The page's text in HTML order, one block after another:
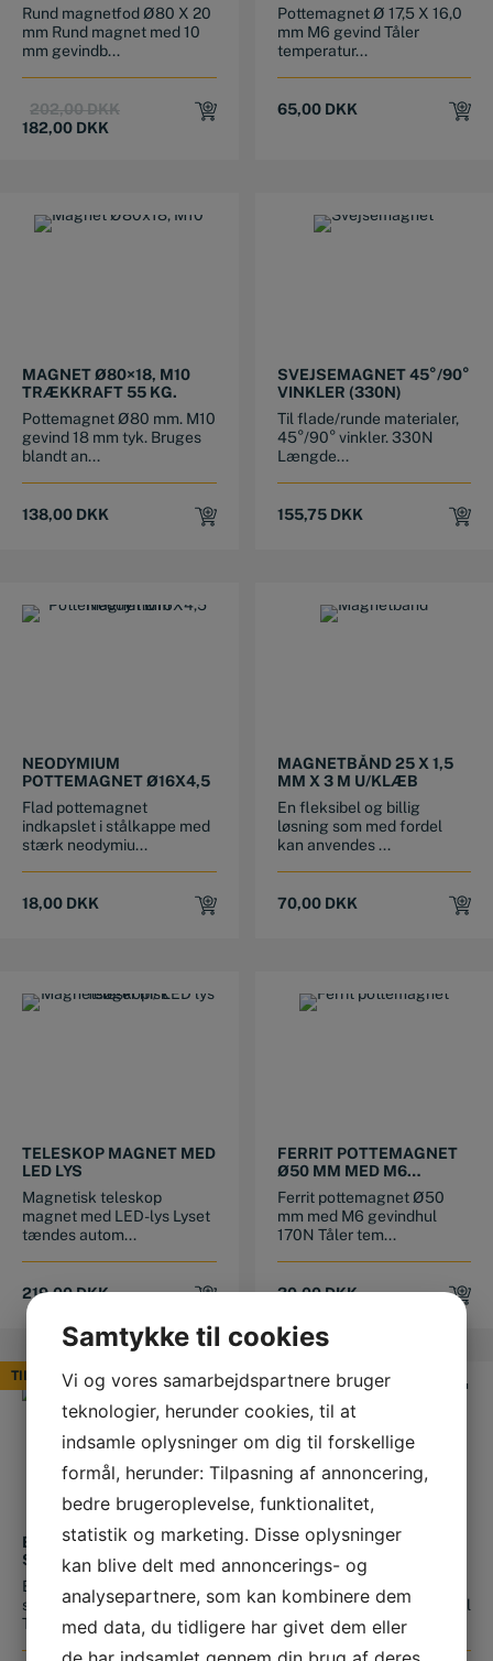
Rund magnetfod Ø80 X 20
mm Rund magnet med 10
mm gevindb...
202,00DKKOriginal
182,00 DKK
Current
Pottemagnet Ø 17,5 X 16,0
mm M6 gevind Tåler
temperatur...
65,00 DKK
MAGNET Ø80×18, M10
TRÆKKRAFT 55 KG.
Pottemagnet Ø80 mm. M10
gevind 18 mm tyk. Bruges
blandt an...
138,00 DKK
SVEJSEMAGNET 45°/90°
VINKLER (330N)
Til flade/runde materialer,
45°/90° vinkler. 330N
Længde...
155,75 DKK
NEODYMIUM
POTTEMAGNET Ø16X4,5
Flad pottemagnet
indkapslet i stålkappe med
stærk neodymiu...
18,00 DKK
MAGNETBÅND 25 X 1,5
MM X 3 M U/KLÆB
En fleksibel og billig
løsning som med fordel
kan anvendes ...
70,00 DKK
TELESKOP MAGNET MED
LED LYS
Magnetisk teleskop
magnet med LED-lys Lyset
tændes autom...
219,00DKK
FERRIT POTTEMAGNET
Ø50 MM MED M6
GEVINDHUL
Ferrit pottemagnet Ø50
mm med M6 gevindhul
170N Tåler tem...
30,00DKK
TILBUD
TILBUD
ECLIPSE STILBAR
SVEJSEMAGNET E952
Eclipse stilbar
svejsemagnet E952
Trækkraft 20 kg Må...
LAV POT MAGNET
Ø19,0X7,75 MM
Lav pot magnet - Diameter
19 mm Højde 7,75 mm Ø hul
3,5 mm...
Samtykke til cookies
Vi og vores samarbejdspartnere bruger
teknologier, herunder cookies, til at
indsamle oplysninger om dig til forskellige
formål, herunder: Tilpasning af annoncering,
bedre brugeroplevelse, funktionalitet,
statistik og marketing. Disse oplysninger
kan blive delt med annoncerings- og
analysepartnere, som kan kombinere dem
med data, du tidligere har givet dem eller